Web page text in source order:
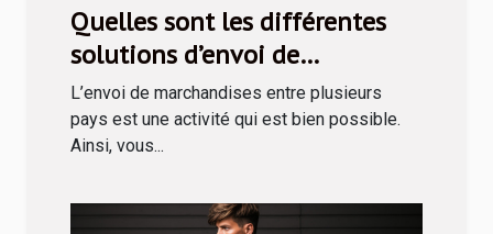
Quelles sont les différentes
solutions d’envoi de
marchandises en Tunisie ?
L’envoi de marchandises entre plusieurs
pays est une activité qui est bien possible.
Ainsi, vous...